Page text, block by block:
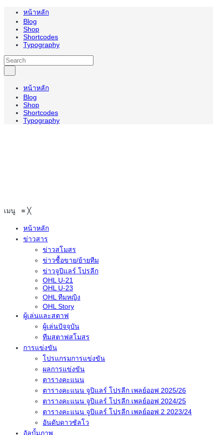
หน้าหลัก
Blog
Shop
Shortcodes
Typography
หน้าหลัก
Blog
Shop
Shortcodes
Typography
เมนู ≡ ╳
หน้าหลัก
ข่าวสาร
ข่าวสโมสร
ข่าวซื้อขาย/ย้ายทีม
ข่าวจูปิแลร์ โปรลีก
OHL U-21
OHL U-23
OHL ทีมหญิง
OHL Story
ผู้เล่นและสตาฟ
ผู้เล่นปัจจุบัน
ทีมสตาฟสโมสร
การแข่งขัน
โปรแกรมการแข่งขัน
ผลการแข่งขัน
ตารางคะแนน
ตารางคะแนน จูปิแลร์ โปรลีก เพลย์ออฟ 2025/26
ตารางคะแนน จูปิแลร์ โปรลีก เพลย์ออฟ 2024/25
ตารางคะแนน จูปิแลร์ โปรลีก เพลย์ออฟ 2 2023/24
อันดับดาวซัลโว
อัลบั้มภาพ